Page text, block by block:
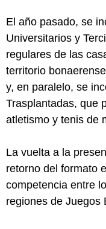
El año pasado, se
Universitarios y
regulares de las
territorio
y, en paralelo, se
Trasplantadas, que
atletismo y tenis de
La vuelta a la
retorno del formato
competencia entre
regiones de Juegos